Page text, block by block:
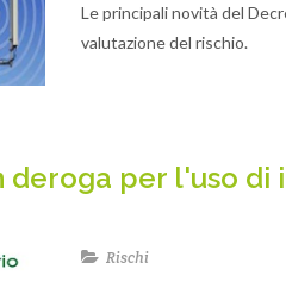
Le principali novità del
valutazione del rischio.
deroga per l'uso
Rischi